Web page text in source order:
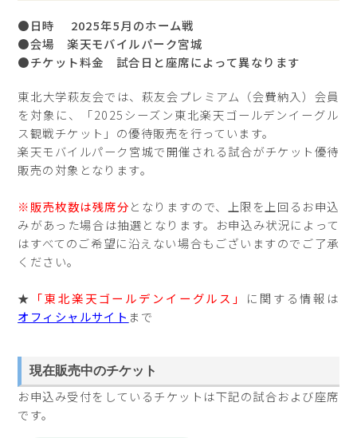
●日時 2025年5月のホーム戦
●会場 楽天モバイルパーク宮城
●チケット料金 試合日と座席によって異なります
東北大学萩友会では、萩友会プレミアム（会費納入）会員
を対象に、「2025シーズン東北楽天ゴールデンイーグル
ス観戦チケット」の優待販売を行っています。
楽天モバイルパーク宮城で開催される試合がチケット優待
販売の対象となります。
※販売枚数は残席分となりますので、上限を上回るお申込
みがあった場合は抽選となります。お申込み状況によって
はすべてのご希望に沿えない場合もございますのでご了承
ください。
★ 「東北楽天ゴールデンイーグルス」 に関する情報は
オフィシャルサイト まで
現在販売中のチケット
お申込み受付をしているチケットは下記の試合および座席
です。